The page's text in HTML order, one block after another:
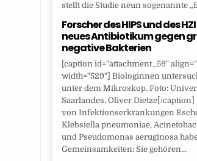
stellt die Studie neun sogenannte
Forscher des HIPS und des
neues Antibiotikum gegen
negative Bakterien
[caption id="attachment_59"
width="529"] Biologinnen
unter dem Mikroskop. Foto:
Saarlandes, Oliver Dietze[/caption]
von Infektionserkrankungen
Klebsiella pneumoniae,
und Pseudomonas aeruginosa
Gemeinsamkeiten: Sie gehören...